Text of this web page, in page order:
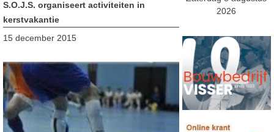
S.O.J.S. organiseert activiteiten in
kerstvakantie
15 december 2015
2026